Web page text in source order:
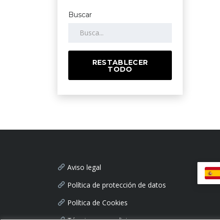
Buscar
RESTABLECER
TODO
Aviso legal
Política de protección de datos
Política de Cookies